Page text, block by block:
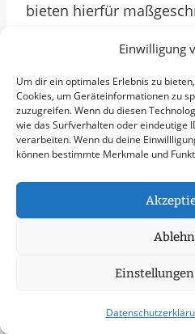
Einwilligung
Um dir ein optimales Erlebnis zu
Cookies, um Geräteinformationen zu
zuzugreifen. Wenn du diesen
wie das Surfverhalten oder eindeutige
verarbeiten. Wenn du deine
können bestimmte Merkmale und
bieten hierfür
Anforderungen
Gewerbebetriebe
kleinen Parkplätzen bis
Firmengeländen – die
dass die Flächen
Durch den Einsatz
und speziell geschulter
gewährleisten die
eine zuverlässige und